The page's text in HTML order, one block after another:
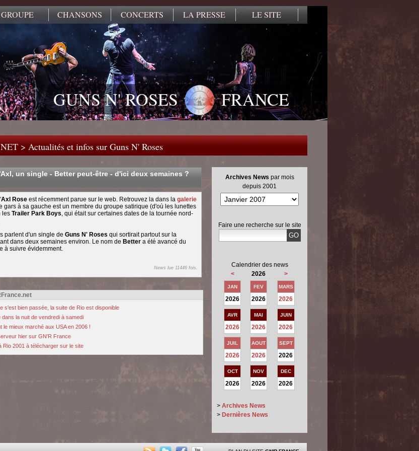
GROUPE CHANSONS CONCERTS LA PRESSE LE SITE
GUNS N' ROSES FRANCE
> Actualités et infos sur Guns N' Roses
un single - Better peut-être - d'ici deux semaines ?
Axl Rose est récemment parue sur le web. Retrouvez la dans la galerie
gars à sa gauche est un membre du groupe satirique (d'où les lunettes
les Trailer Park Boys, qui était sur certaines dates de la tournée nord-
parlent d'un single de Guns N' Roses qui sortirait partout sur la
dans deux semaines environ. Le nom de Better a été avancé du
à suivre évidemment.
News lue 11446 fois.
s'est bien passée, la suite de Rio est disponible
la nuit de vendredi à samedi
mieux marché aux USA en 2006 !
hier sur GN'R France
2001 à télécharger sur le site
Archives News par mois
depuis 2001
Faire une recherche sur le site
Calendrier des news
<
2026 >
JAN
2026
FEV
2026
MARS
2026
AVR
2026
MAI
2026
JUIN
2026
JUIL
2026
AOUT
2026
SEPT
2026
OCT
2026
NOV
2026
DEC
2026
> Archives News
> Dernières News